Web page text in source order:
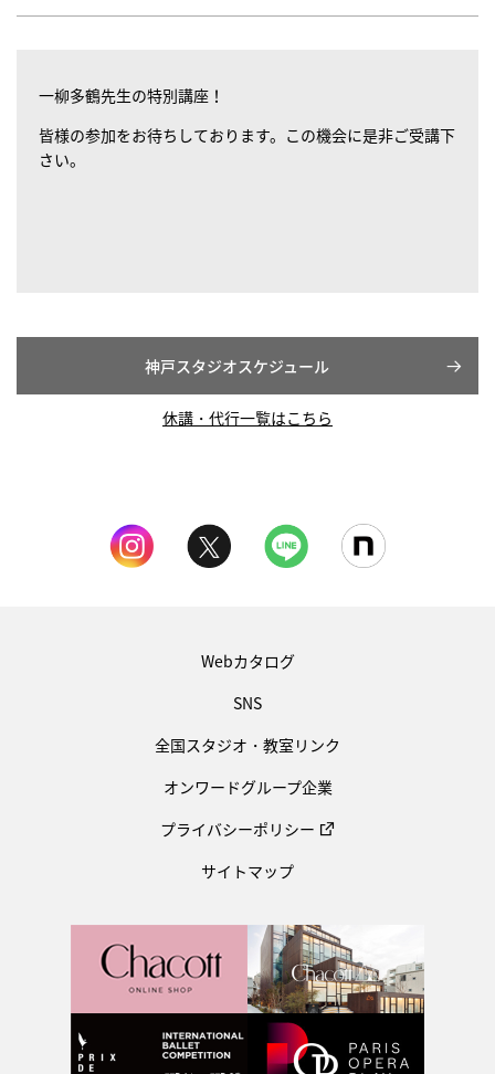
一柳多鶴先生の特別講座！
皆様の参加をお待ちしております。この機会に是非ご受講下
さい。
神戸スタジオスケジュール
休講・代行一覧はこちら
Webカタログ
SNS
全国スタジオ・教室リンク
オンワードグループ企業
プライバシーポリシー
サイトマップ